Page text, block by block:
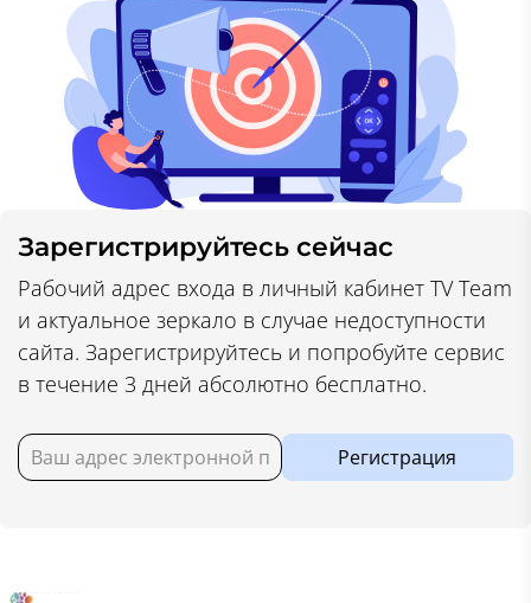
Зарегистрируйтесь сейчас
Рабочий адрес входа в личный кабинет TV Team
и актуальное зеркало в случае недоступности
сайта. Зарегистрируйтесь и попробуйте сервис
в течение 3 дней абсолютно бесплатно.
Регистрация